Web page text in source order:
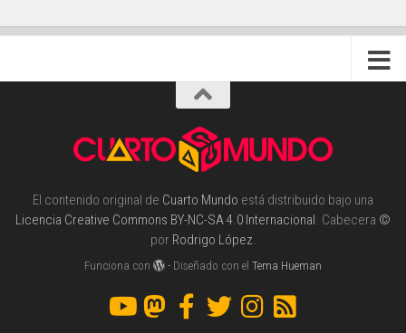
El contenido original de Cuarto Mundo está distribuido bajo una
Licencia Creative Commons BY-NC-SA 4.0 Internacional. Cabecera ©
por Rodrigo López.
Funciona con - Diseñado con elTema Hueman